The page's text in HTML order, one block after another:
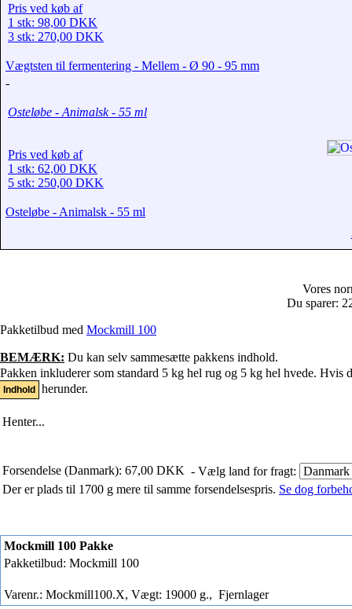
Pris ved køb af
1 stk: 98,00 DKK
3 stk: 270,00 DKK
Vægtsten til fermentering - Mellem - Ø 90 - 95 mm
-
Osteløbe - Animalsk - 55 ml
Pris ved køb af
1 stk: 62,00 DKK
5 stk: 250,00 DKK
Osteløbe - Animalsk - 55 ml
Vores
Du sparer:
Pakketilbud med Mockmill 100
BEMÆRK: Du kan selv sammesætte pakkens indhold.
Pakken inkluderer som standard 5 kg hel rug og 5 kg hel hvede. Hvis
Indhold herunder.
Henter...
Forsendelse (Danmark): 67,00 DKK - Vælg land for fragt:
Der er plads til 1700 g mere til samme forsendelsespris. Se dog
Mockmill 100 Pakke
Pakketilbud: Mockmill 100
Varenr.: Mockmill100.X, Vægt: 19000 g., Fjernlager